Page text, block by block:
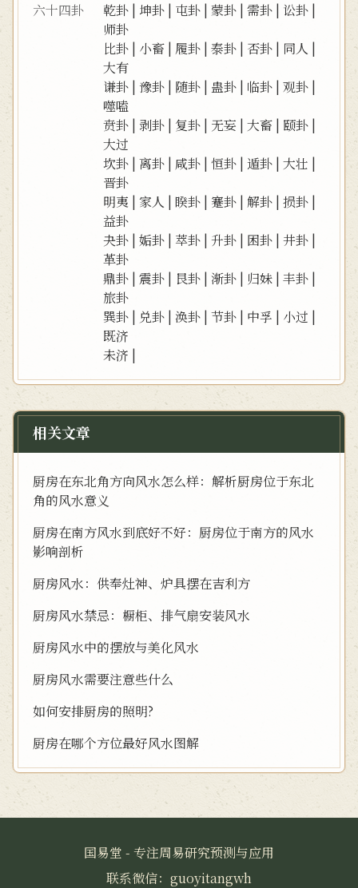
六十四卦
乾卦 | 坤卦 | 屯卦 |蒙卦 |需卦 | 讼卦 |
师卦
比卦 | 小畜 | 履卦 |泰卦 | 否卦 | 同人 |
大有
谦卦 |豫卦 | 随卦 | 蛊卦 | 临卦 |观卦 |
噬嗑
贲卦 | 剥卦 | 复卦 | 无妄 |大畜 | 颐卦 |
大过
坎卦 |离卦 | 咸卦 |恒卦 |遁卦 |大壮 |
晋卦
明夷 |家人 |睽卦 | 蹇卦 |解卦 |损卦 |
益卦
夬卦 |姤卦 | 萃卦 |升卦 | 困卦 |井卦 |
革卦
鼎卦 |震卦 | 艮卦 |渐卦 | 归妹 |丰卦 |
旅卦
巽卦 | 兑卦 |涣卦 |节卦 | 中孚 | 小过 |
既济
未济 |
相关文章
厨房在东北角方向风水怎么样：解析厨房位于东北
角的风水意义
厨房在南方风水到底好不好：厨房位于南方的风水
影响剖析
厨房风水：供奉灶神、炉具摆在吉利方
厨房风水禁忌：橱柜、排气扇安装风水
厨房风水中的摆放与美化风水
厨房风水需要注意些什么
如何安排厨房的照明?
厨房在哪个方位最好风水图解
国易堂 - 专注周易研究预测与应用
联系微信：guoyitangwh